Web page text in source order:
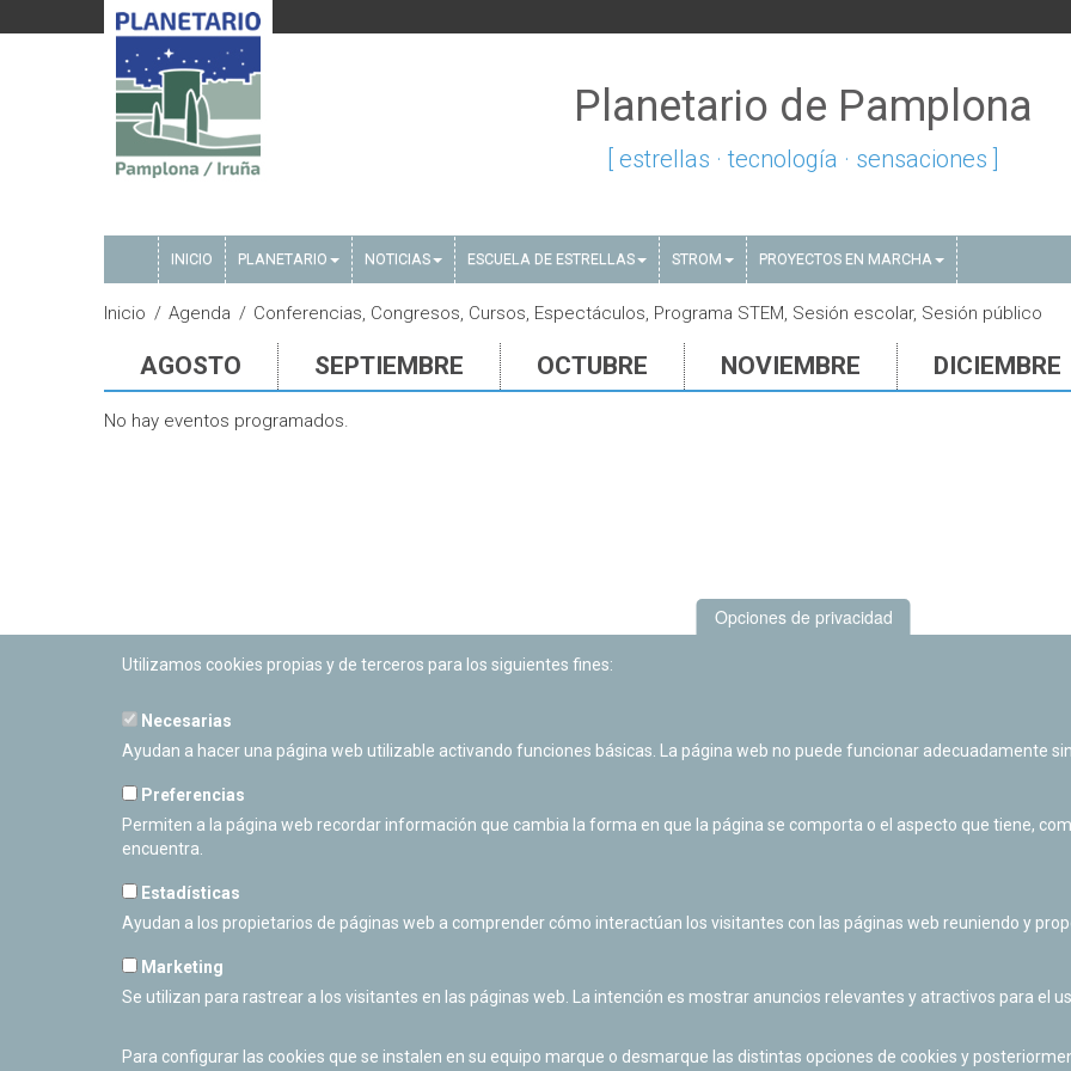
Planetario de Pamplona
[ estrellas · tecnología · sensaciones ]
INICIO PLANETARIO NOTICIAS ESCUELA DE ESTRELLAS STROM PROYECTOS EN MARCHA
Inicio Agenda Conferencias, Congresos, Cursos, Espectáculos, Programa STEM, Sesión escolar, Sesión público
AGOSTO SEPTIEMBRE OCTUBRE NOVIEMBRE DICIEMBRE
No hay eventos programados.
PLANETARIO DE PAMPLONA
Calle Sancho RamÃ­rez, s/n
Cerrado Temporalmente
Opciones de privacidad
Utilizamos cookies propias y de terceros para los siguientes fines:
Necesarias
Ayudan a hacer una página web utilizable activando funciones básicas. La página web no puede funcionar adecuadamente
Preferencias
Permiten a la página web recordar información que cambia la forma en que la página se comporta o el aspecto que tiene,
encuentra.
Estadísticas
Ayudan a los propietarios de páginas web a comprender cómo interactúan los visitantes con las páginas web reuniendo y
Marketing
Se utilizan para rastrear a los visitantes en las páginas web. La intención es mostrar anuncios relevantes y atractivos para el
Para configurar las cookies que se instalen en su equipo marque o desmarque las distintas opciones de cookies y